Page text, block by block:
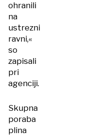
ohranili
na
ustrezni
ravni,«
so
zapisali
pri
agenciji.
Skupna
poraba
plina